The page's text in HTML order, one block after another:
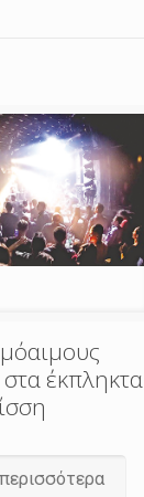
έκπληκτα